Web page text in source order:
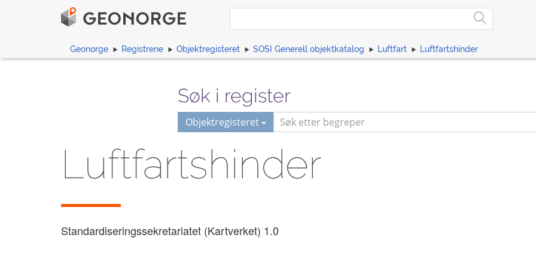
Geonorge Registrene Objektregisteret SOSI Generell objektkatalog Luftfart Luftfartshinder
Søk i register
Objektregisteret
Luftfartshinder
Standardiseringssekretariatet (Kartverket) 1.0